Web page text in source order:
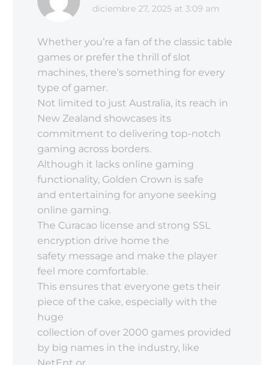
diciembre 27, 2025 at 3:09 am
Whether you’re a fan of the classic table
games or prefer the thrill of slot
machines, there’s something for every
type of gamer.
Not limited to just Australia, its reach in
New Zealand showcases its
commitment to delivering top-notch
gaming across borders.
Although it lacks online gaming
functionality, Golden Crown is safe
and entertaining for anyone seeking
online gaming.
The Curacao license and strong SSL
encryption drive home the
safety message and make the player
feel more comfortable.
This ensures that everyone gets their
piece of the cake, especially with the
huge
collection of over 2000 games provided
by big names in the industry, like